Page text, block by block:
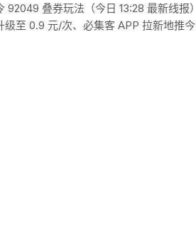
叠券玩法（今日 13:28 最新线报
至 0.9 元/次、必集客 APP 拉新地推